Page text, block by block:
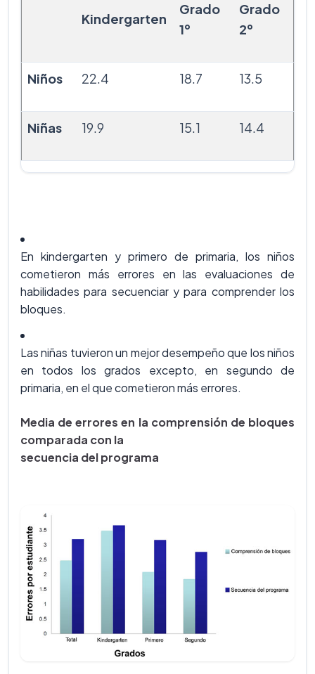
Kindergarten
Grado
1º
Grado
2º
Niños 22.4 18.7 13.5
Niñas 19.9 15.1 14.4
En kindergarten y primero de primaria, los niños
cometieron más errores en las evaluaciones de
habilidades para secuenciar y para comprender los
bloques.
Las niñas tuvieron un mejor desempeño que los niños
en todos los grados excepto, en segundo de
primaria, en el que cometieron más errores.
Media de errores en la comprensión de bloques
comparada con la
secuencia del programa